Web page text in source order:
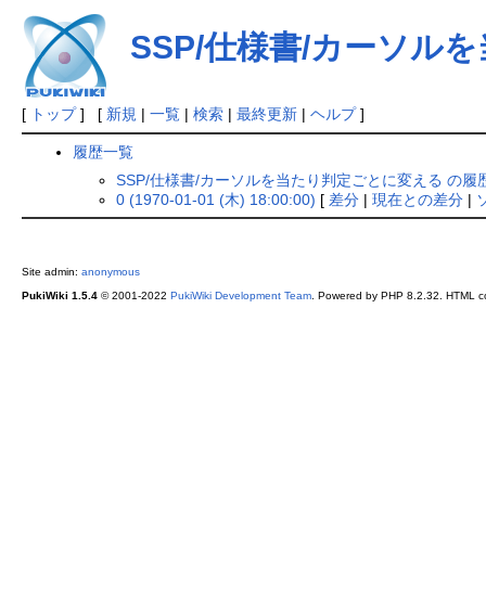
SSP/仕様書/カーソル
[ トップ] [ 新規 | 一覧| 検索| 最終更新| ヘルプ]
履歴一覧
SSP/仕様書/カーソルを当たり判定ごとに変える の履
0 (1970-01-01 (木) 18:00:00) [ 差分| 現在との差分|
Site admin: anonymous
PukiWiki 1.5.4© 2001-2022 PukiWiki Development Team. Powered by PHP 8.2.32. HTML